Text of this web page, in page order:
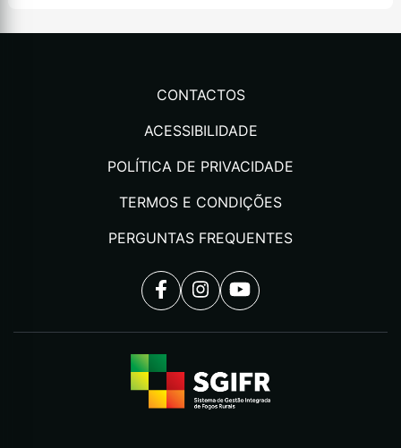
CONTACTOS
ACESSIBILIDADE
POLÍTICA DE PRIVACIDADE
TERMOS E CONDIÇÕES
PERGUNTAS FREQUENTES